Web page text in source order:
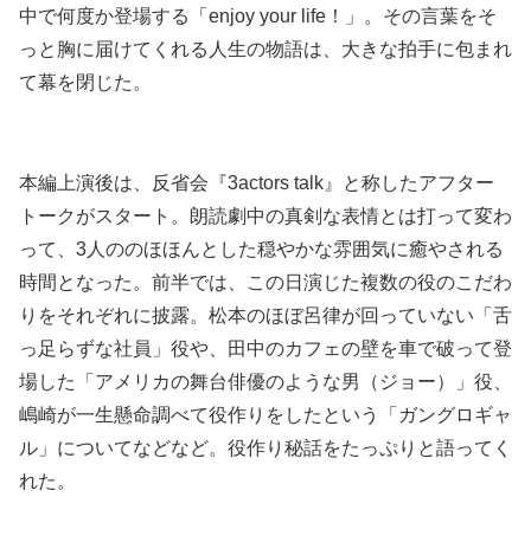
中で何度か登場する「enjoy your life！」。その言葉をそ
っと胸に届けてくれる人生の物語は、大きな拍手に包まれ
て幕を閉じた。
本編上演後は、反省会『3actors talk』と称したアフター
トークがスタート。朗読劇中の真剣な表情とは打って変わ
って、3人ののほほんとした穏やかな雰囲気に癒やされる
時間となった。前半では、この日演じた複数の役のこだわ
りをそれぞれに披露。松本のほぼ呂律が回っていない「舌
っ足らずな社員」役や、田中のカフェの壁を車で破って登
場した「アメリカの舞台俳優のような男（ジョー）」役、
嶋崎が一生懸命調べて役作りをしたという「ガングロギャ
ル」についてなどなど。役作り秘話をたっぷりと語ってく
れた。